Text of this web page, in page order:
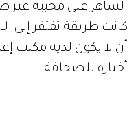
الساهر على محبيه
كانت طريقة تفتقر إلى
أن لا يكون لديه مكتب
أخباره للصحافة.